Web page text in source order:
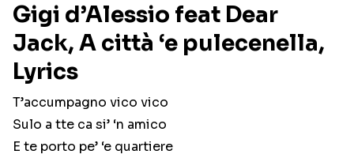
Gigi d’Alessio feat Dear
Jack, A città ‘e pulecenella,
Lyrics
T’accumpagno vico vico
Sulo a tte ca si’ ‘n amico
E te porto pe’ ‘e quartiere